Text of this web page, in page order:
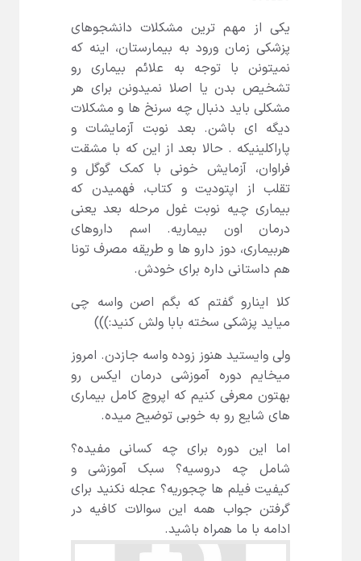
یکی از مهم ترین مشکلات دانشجوهای
پزشکی زمان ورود به بیمارستان، اینه که
نمیتونن با توجه به علائم بیماری رو
تشخیص بدن یا اصلا نمیدونن برای هر
مشکلی باید دنبال چه سرنخ ها و مشکلات
دیگه ای باشن. بعد نوبت آزمایشات و
پاراکلینیکه . حالا بعد از این که با مشقت
فراوان، آزمایش خونی با کمک گوگل و
تقلب از اپتودیت و کتاب، فهمیدن که
بیماری چیه نوبت غول مرحله بعد یعنی
درمان اون بیماریه. اسم داروهای
هربیماری، دوز دارو ها و طریقه مصرف تونا
هم داستانی داره برای خودش.
کلا اینارو گفتم که بگم اصن واسه چی
میاید پزشکی سخته بابا ولش کنید:)))
ولی وایستید هنوز زوده واسه جازدن. امروز
میخایم دوره آموزشی درمان ایکس رو
بهتون معرفی کنیم که اپروچ کامل بیماری
های شایع رو به خوبی توضیح میده.
اما این دوره برای چه کسانی مفیده؟
شامل چه دروسیه؟ سبک آموزشی و
کیفیت فیلم ها چجوریه؟ عجله نکنید برای
گرفتن جواب همه این سوالات کافیه در
ادامه با ما همراه باشید.